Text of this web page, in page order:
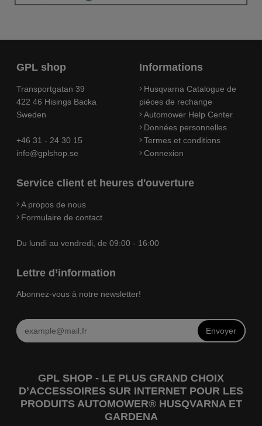
GPL shop
Transportgatan 39
422 46 Hisings Backa
Sweden
+46 31 - 24 30 15
info@gplshop.se
Informations
Husqvarna Catalogue de
pièces de rechange
Automower Help Center
Données personnelles
Termes et conditions
Connexion
Service client et heures d'ouverture
A propos de nous
Formulaire de contact
Du lundi au vendredi, de 09:00 - 16:00
Lettre d’information
Abonnez-vous à notre newsletter!
Envoyer
GPL SHOP - LE PLUS GRAND CHOIX
D’ACCESSOIRES SUR INTERNET POUR LES
PRODUITS AUTOMOWER® HUSQVARNA ET
GARDENA